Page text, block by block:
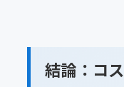
結論：コ